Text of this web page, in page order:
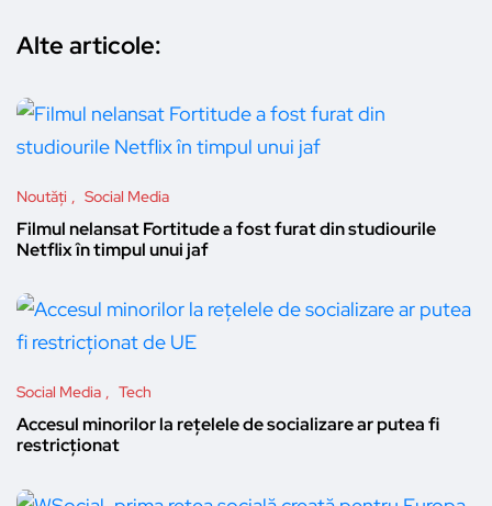
Alte articole:
Noutăți Social Media
Filmul nelansat Fortitude a fost furat din studiourile
Netflix în timpul unui jaf
Social Media Tech
Accesul minorilor la rețelele de socializare ar putea fi
restricționat